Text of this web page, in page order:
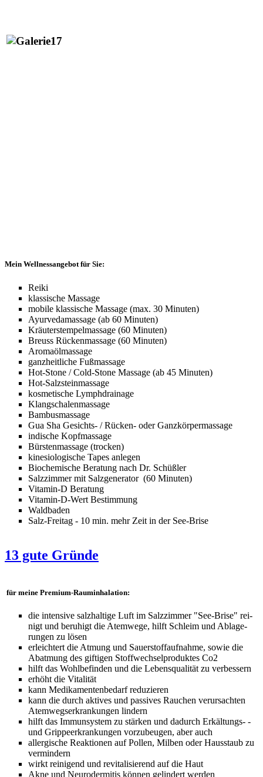
Mein Wellnessangebot für Sie:
Rei­ki
klas­si­sche Mas­sa­ge
mobile klassische Massage (max. 30 Minuten)
Ayur­ve­da­mas­sa­ge (ab 60 Minuten)
Kräuterstempelmassage (60 Minuten)
Breuss Rü­cken­mas­sa­ge (60 Minuten)
Aro­ma­öl­mas­sa­ge
ganzheitliche Fußmassage
Hot-Sto­ne / Cold-Stone Mas­sa­ge (ab 45 Minuten)
Hot-Salzsteinmassage
kosmetische Lymphdrainage
Klang­scha­len­mas­sa­ge
Bambusmassage
Gua Sha Gesichts- / Rücken- oder Ganzkörpermassage
indische Kopfmassage
Bürstenmassage (trocken)
kinesiologische Tapes anlegen
Bio­che­mi­sche Be­ra­tung nach Dr. Schüß­ler
Salz­zim­mer mit Salz­ge­ne­ra­tor (60 Minuten)
Vitamin-D Beratung
Vitamin-D-Wert Bestimmung
Waldbaden
Salz-Freitag - 10 min. mehr Zeit in der See-Brise
13 gu­te Grün­de
für mei­ne Pre­mi­um-Raumin­ha­la­ti­on:
die in­ten­si­ve salz­hal­ti­ge Luft im Salz­zim­mer "See-Bri­se" rei­
nigt und be­ru­higt die Atem­we­ge, hilft Schleim und Ab­la­ge­
run­gen zu lö­sen
er­leich­tert die At­mung und Sau­er­stoff­auf­nah­me, so­wie die
Ab­at­mung des gif­ti­gen Stoff­wech­sel­pro­duk­tes Co2
hilft das Wohl­be­fin­den und die Le­bens­qua­li­tät zu ver­bes­sern
er­höht die Vi­ta­li­tät
kann Me­di­ka­men­ten­be­darf re­du­zie­ren
kann die durch ak­ti­ves und pas­si­ves Rau­chen ver­ur­sach­ten
Atem­wegs­er­kran­kun­gen lin­dern
hilft das Im­mun­sys­tem zu stär­ken und da­durch Er­käl­tungs- ­
und Grip­pe­er­kran­kun­gen vor­zu­beu­gen, aber auch
all­er­gi­sche Re­ak­tio­nen auf Pol­len, Mil­ben oder Haus­staub zu
ver­min­dern
wirkt rei­ni­gend und re­vi­ta­li­sie­rend auf die Haut
Ak­ne und Neu­ro­der­mi­tis kön­nen ge­lin­dert wer­den